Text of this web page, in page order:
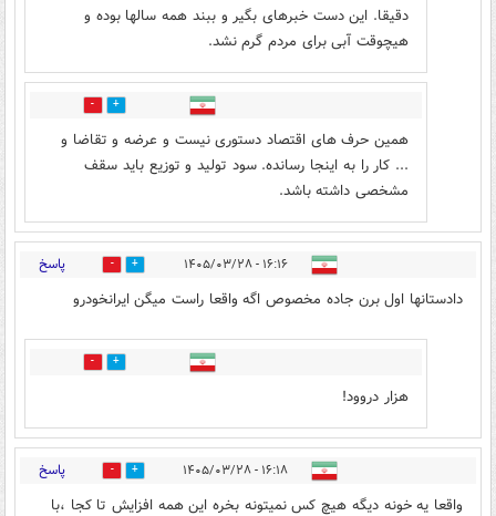
دقیقا. این دست خبرهای بگیر و ببند همه سالها بوده و
هیچوقت آبی برای مردم گرم نشد.
0
همین حرف های اقتصاد دستوری نیست و عرضه و تقاضا و
... کار را به اینجا رسانده. سود تولید و توزیع باید سقف
مشخصی داشته باشد.
۱۶:۱۶ - ۱۴۰۵/۰۳/۲۸ 5 پاسخ
دادستانها اول برن جاده مخصوص اگه واقعا راست میگن ایرانخودرو
2
هزار دروود!
۱۶:۱۸ - ۱۴۰۵/۰۳/۲۸ 3 پاسخ
واقعا یه خونه دیگه هیچ کس نمیتونه بخره این همه افزایش تا کجا ،با